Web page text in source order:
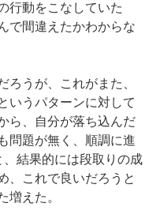
行動をこなしていた
で間違えたかわからな
ろうが、これがまた、
いうパターンに対して
ら、自分が落ち込んだ
問題が無く、順調に進
結果的には段取りの成
、これで良いだろうと
増えた。